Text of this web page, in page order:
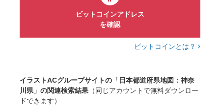
ビットコインアドレス
を確認
ビットコインとは？
イラストACグループサイトの「日本都道府県地図：神奈
川県」の関連検索結果 （同じアカウントで無料ダウンロー
ドできます）